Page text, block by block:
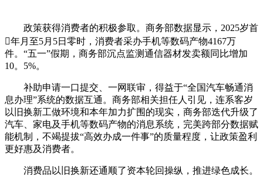
政策获得消费者的积极参取。商务部数据显示，2025岁首
年月至5月5日零时，消费者采办手机等数码产物4167万
件。“五一”假期，商务部沉点监测通信器材发卖额同比增加
10。5%。
补助申请一口提交、一网联审，得益于“全国汽车畅通消
息办理”系统的数据互通。商务部相关担任人引见，连系客岁
以旧换新工做环境和本年加力扩围的现实，商务部迭代升级了
汽车、家电及手机等数码产物的消息系统，完美跨部分数据赋
能机制，不竭提拔“高效办成一件事”的质量程度，让政策盈利
更好惠及消费者。
消费品以旧换新还通顺了资本轮回操纵，推进绿色成长。